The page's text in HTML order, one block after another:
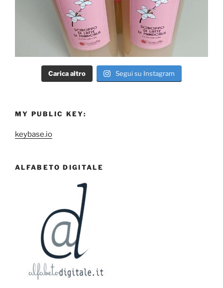
Carica altro Segui su Instagram
MY PUBLIC KEY:
keybase.io
ALFABETO DIGITALE